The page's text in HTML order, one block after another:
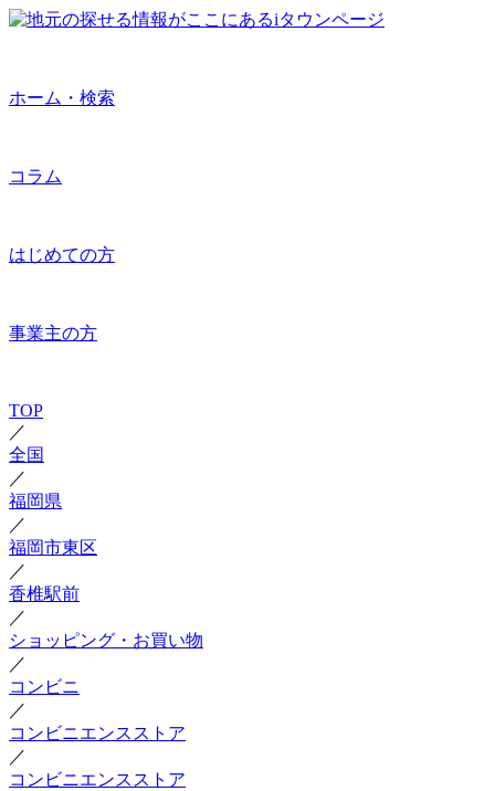
ホーム・検索
コラム
はじめての方
事業主の方
TOP
／
全国
／
福岡県
／
福岡市東区
／
香椎駅前
／
ショッピング・お買い物
／
コンビニ
／
コンビニエンスストア
／
コンビニエンスストア